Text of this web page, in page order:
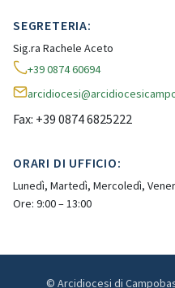
SEGRETERIA:
Sig.ra Rachele Aceto
+39 0874 60694
Fax: +39 0874 6825222
ORARI DI UFFICIO:
Lunedì, Martedì, Mercoledì,
Ore: 9:00 – 13:00
© Arcidiocesi di